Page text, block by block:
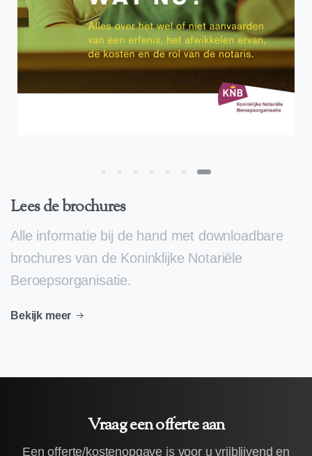
Lees de brochures
Alle informatie bij de hand met downloadbare
brochures van de Koninklijke Notariële
Beroepsorganisatie.
Bekijk meer
Vraag een offerte aan
Een offerte/kostenopgave is voor u vrijblijvend en